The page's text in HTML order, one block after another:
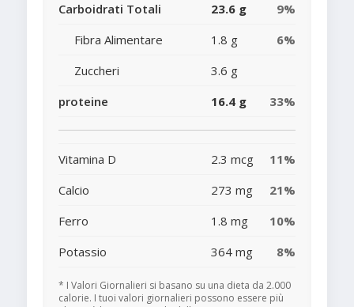
Carboidrati Totali
23.6 g
9%
Fibra Alimentare
1.8 g
6%
Zuccheri
3.6 g
proteine
16.4 g 33%
Vitamina D 2.3 mcg
11%
Calcio
273 mg
21%
Ferro
1.8 mg
10%
Potassio
364 mg 8%
* I Valori Giornalieri si basano su una dieta da 2.000
calorie. I tuoi valori giornalieri possono essere più